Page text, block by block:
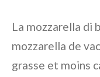
La mozzarella di
mozzarella de
grasse et moins